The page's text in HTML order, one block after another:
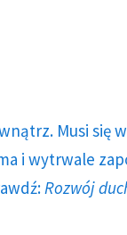
Musi się
i wytrwale
Rozwój